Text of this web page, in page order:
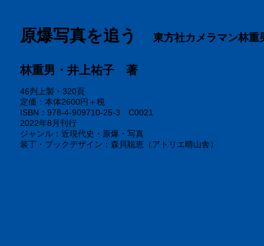
原爆写真を追う 東方社カメラマン林重
林重男・井上祐子 著
46判上製・320頁
定価：本体2600円＋税
ISBN：978-4-909710-25-3 C0021
2022年8月刊行
ジャンル：近現代史・原爆・写真
装丁・ブックデザイン：森貝聡恵（アトリエ晴山舎）